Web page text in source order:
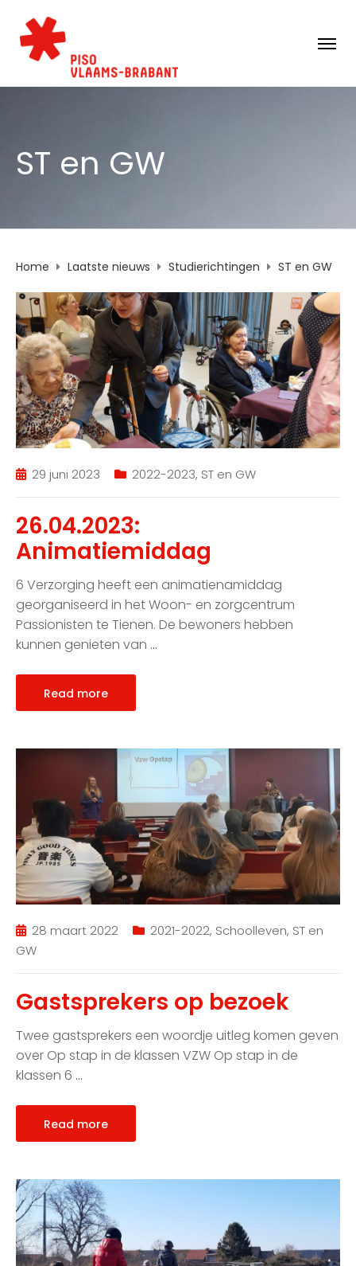
ST en GW
Home Laatste nieuws Studierichtingen ST en GW
29 juni 2023 2022-2023, ST en GW
26.04.2023:
Animatiemiddag
6 Verzorging heeft een animatienamiddag
georganiseerd in het Woon- en zorgcentrum
Passionisten te Tienen. De bewoners hebben
kunnen genieten van …
Read more
28 maart 2022 2021-2022, Schoolleven, ST en
GW
Gastsprekers op bezoek
Twee gastsprekers een woordje uitleg komen geven
over Op stap in de klassen VZW Op stap in de
klassen 6 …
Read more